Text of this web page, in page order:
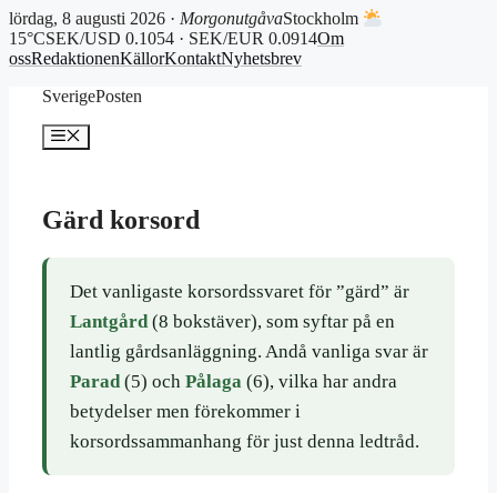
lördag, 8 augusti 2026 · MorgonutgåvaStockholm
15°CSEK/USD 0.1054 · SEK/EUR 0.0914Om
ossRedaktionenKällorKontaktNyhetsbrev
SverigePosten
Meny
Gärd korsord
Det vanligaste korsordssvaret för ”gärd” är
Lantgård(8 bokstäver), som syftar på en
lantlig gårdsanläggning. Andå vanliga svar är
Parad(5) och Pålaga(6), vilka har andra
betydelser men förekommer i
korsordssammanhang för just denna ledtråd.